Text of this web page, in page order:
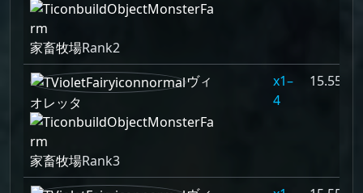
家畜牧場Rank2
ヴィ
オレッタ
家畜牧場Rank3
1–
4
15.556%